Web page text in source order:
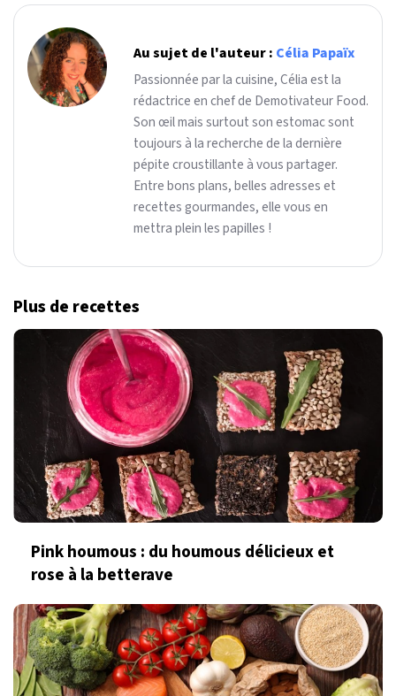
Au sujet de l'auteur : Célia Papaïx
Passionnée par la cuisine, Célia est la
rédactrice en chef de Demotivateur Food.
Son œil mais surtout son estomac sont
toujours à la recherche de la dernière
pépite croustillante à vous partager.
Entre bons plans, belles adresses et
recettes gourmandes, elle vous en
mettra plein les papilles !
Plus de recettes
Pink houmous : du houmous délicieux et
rose à la betterave